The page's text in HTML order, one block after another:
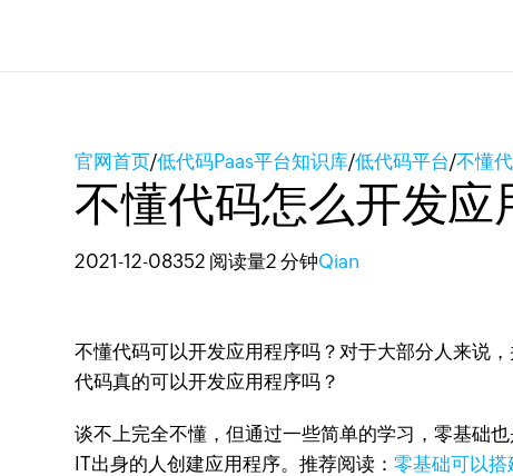
官网首页/低代码Paas平台知识库/低代码平台/不懂
不懂代码怎么开发应
2021-12-08352 阅读量2 分钟Qian
不懂代码可以开发应用程序吗？对于大部分人来说
代码真的可以开发应用程序吗？
谈不上完全不懂，但通过一些简单的学习，零基础
IT出身的人创建应用程序。推荐阅读：零基础可以